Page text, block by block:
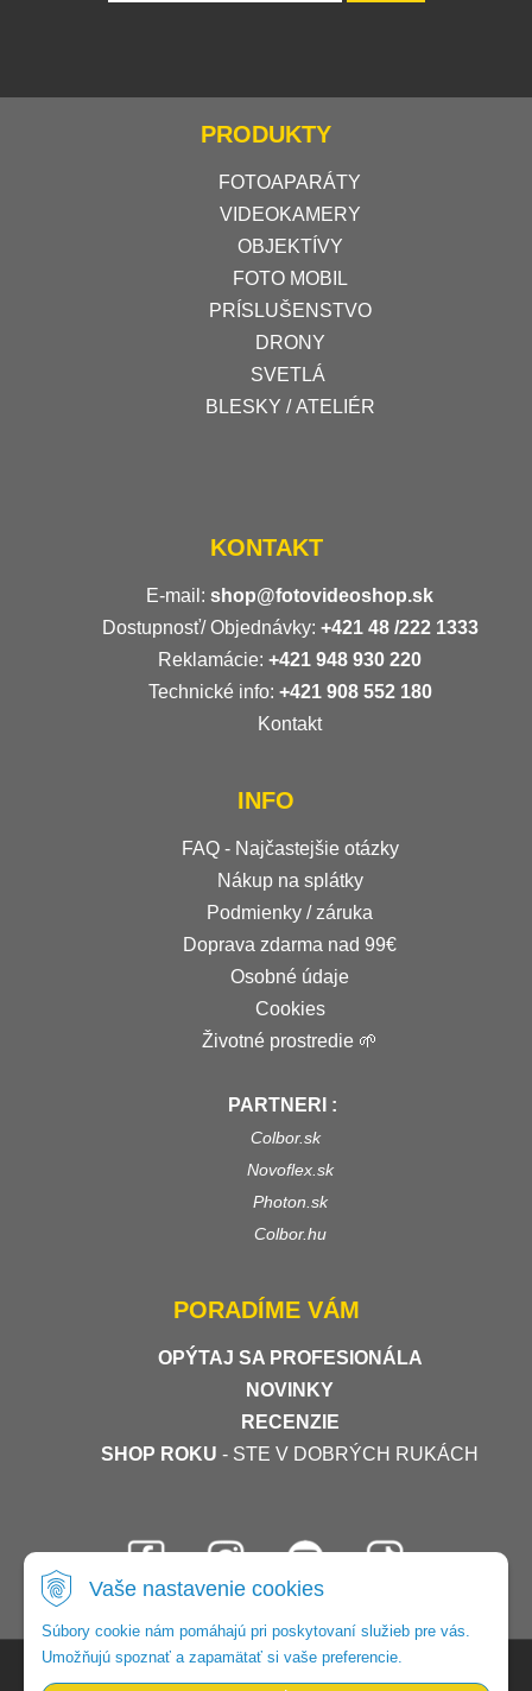
Vaše nastavenie cookies
Súbory cookie nám pomáhajú pri poskytovaní služieb pre vás.
Umožňujú spoznať a zapamätať si vaše preferencie.
PRODUKTY
FOTOAPARÁTY
VIDEOKAMERY
OBJEKTÍVY
FOTO MOBIL
PRÍSLUŠENSTVO
DRONY
SVETLÁ
BLESKY / ATELIÉR
KONTAKT
E-mail: shop@fotovideoshop.sk
Dostupnosť/ Objednávky: +421 48 /222 1333
Reklamácie: +421 948 930 220
Technické info: +421 908 552 180
Kontakt
INFO
FAQ - Najčastejšie otázky
Nákup na splátky
Podmienky / záruka
Doprava zdarma nad 99€
Osobné údaje
Cookies
Životné prostredie 🌱
PARTNERI :
Colbor.sk
Novoflex.sk
Photon.sk
Colbor.hu
PORADÍME VÁM
OPÝTAJ SA PROFESIONÁLA
NOVINKY
RECENZIE
SHOP ROKU - STE V DOBRÝCH RUKÁCH
© 2026 Foto-video-shop •tvorba eshopu cez UNIobchod
spoločnostiWEBYGROUP